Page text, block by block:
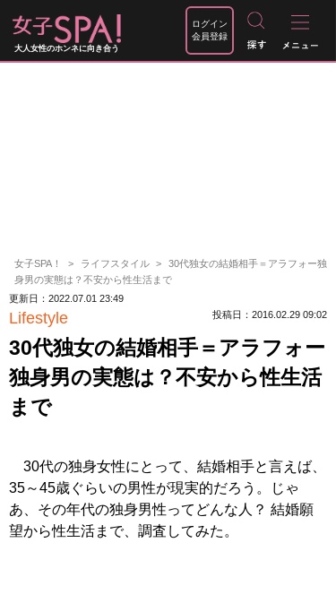
大人女性のホンネに向き合う
ログイン
会員登録
女子SPA！ ライフスタイル
30代独女の結婚相手＝アラフォー独
身男の実態は？不安から性生活まで
更新日：2022.07.01 23:49
Lifestyle 投稿日：2016.02.29 09:02
30代独女の結婚相手＝アラフォー
独身男の実態は？不安から性生活
まで
30代の独身女性にとって、結婚相手と言えば、
35～45歳ぐらいの男性が現実的だろう。じゃ
あ、その年代の独身男性ってどんな人？ 結婚願
望から性生活まで、調査してみた。